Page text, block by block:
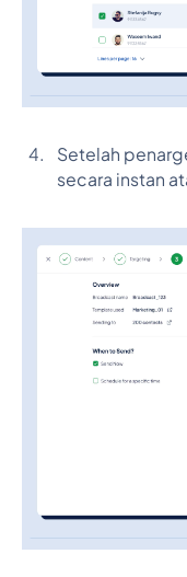
Setelah
secara instan